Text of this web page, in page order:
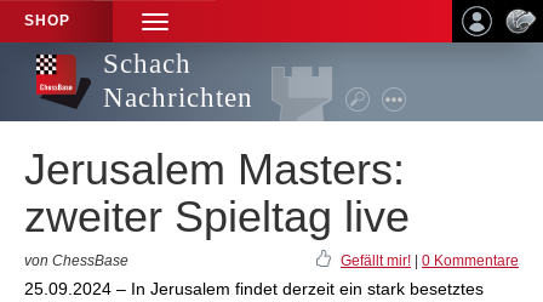
SHOP
TOGGLE
NAVIGATION
Schach
Nachrichten
Jerusalem Masters:
zweiter Spieltag live
von ChessBase Gefällt mir! 0 Kommentare
25.09.2024 – In Jerusalem findet derzeit ein stark besetztes